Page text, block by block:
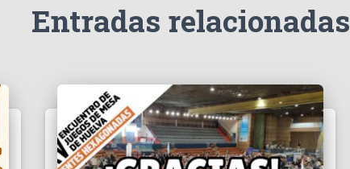
Entradas relacionadas